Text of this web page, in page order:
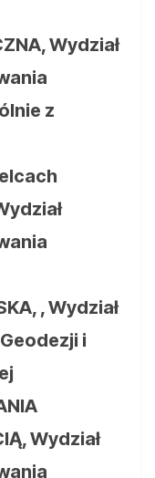
Wydział
z
, Wydział
i
Wydział